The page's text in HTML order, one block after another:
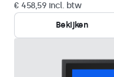
€ 458,59 incl. btw
Bekijken